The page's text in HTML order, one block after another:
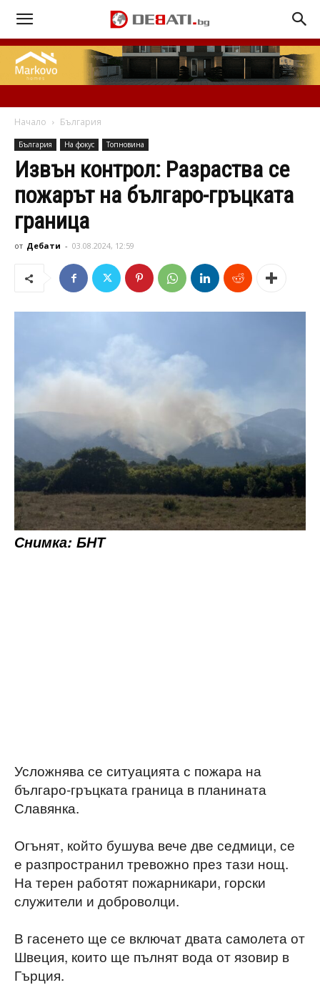
Начало България
България На фокус Топновина
Извън контрол: Разраства се
пожарът на българо-гръцката
граница
от Дебати - 03.08.2024, 12:59
Снимка: БНТ
Усложнява се ситуацията с пожара на
българо-гръцката граница в планината
Славянка.
Огънят, който бушува вече две седмици, се
е разпространил тревожно през тази нощ.
На терен работят пожарникари, горски
служители и доброволци.
В гасенето ще се включат двата самолета от
Швеция, които ще пълнят вода от язовир в
Гърция.